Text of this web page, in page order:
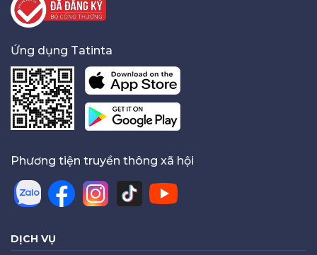
Ứng dụng Tatinta
Phương tiện truyền thông xã hội
DỊCH VỤ